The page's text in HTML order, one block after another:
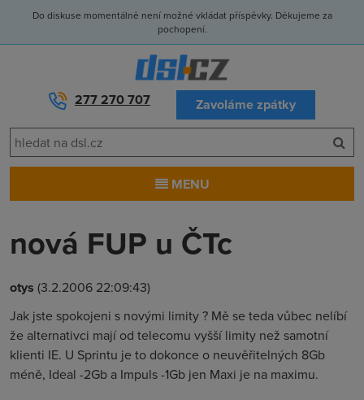
Do diskuse momentálně není možné vkládat příspěvky. Děkujeme za
pochopení.
277 270 707 Zavoláme zpátky
MENU
nová FUP u ČTc
otys (3.2.2006 22:09:43)
Jak jste spokojeni s novými limity ? Mě se teda vůbec nelíbí
že alternativci mají od telecomu vyšší limity než samotní
klienti IE. U Sprintu je to dokonce o neuvěřitelných 8Gb
méně, Ideal -2Gb a Impuls -1Gb jen Maxi je na maximu.